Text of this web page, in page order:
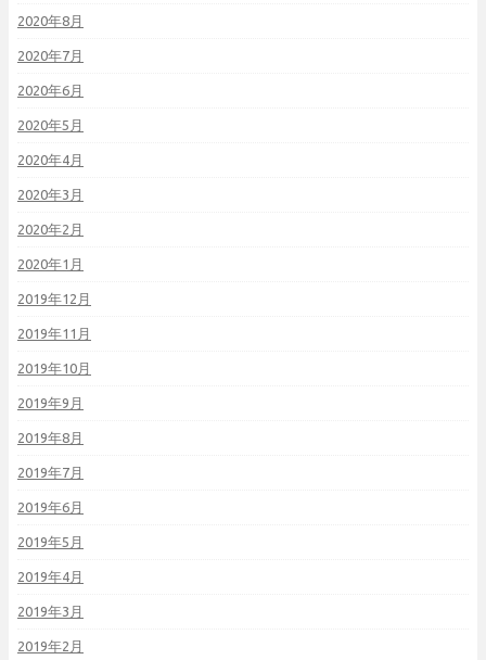
2020年8月
2020年7月
2020年6月
2020年5月
2020年4月
2020年3月
2020年2月
2020年1月
2019年12月
2019年11月
2019年10月
2019年9月
2019年8月
2019年7月
2019年6月
2019年5月
2019年4月
2019年3月
2019年2月